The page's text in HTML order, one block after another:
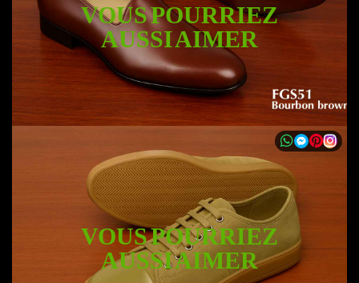
VOUS POURRIEZ
AUSSI AIMER
VOUS POURRIEZ
AUSSI AIMER